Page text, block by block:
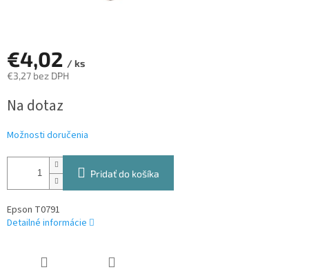
€4,02 / ks
€3,27 bez DPH
cena:
Na dotaz
Možnosti doručenia
Pridať do košíka
Epson T0791
Detailné informácie